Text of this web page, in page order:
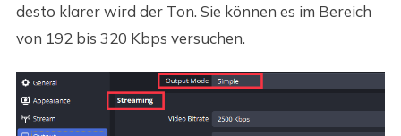
desto klarer wird der Ton. Sie können es im Bereich
von 192 bis 320 Kbps versuchen.